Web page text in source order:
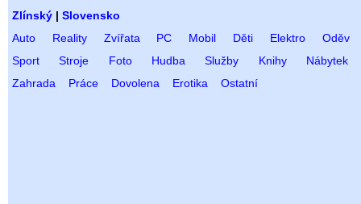
Zlínský | Slovensko
Auto
Reality Zvířata PC Mobil Děti Elektro
Oděv
Sport
Stroje Foto Hudba Služby Knihy
Nábytek
Zahrada
Práce Dovolena Erotika Ostatní